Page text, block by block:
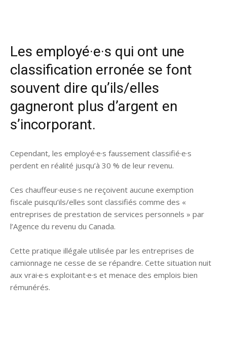
Les employé·e·s qui ont une
classification erronée se font
souvent dire qu’ils/elles
gagneront plus d’argent en
s’incorporant.
Cependant, les employé·e·s faussement classifié·e·s
perdent en réalité jusqu’à 30 % de leur revenu.
Ces chauffeur·euse·s ne reçoivent aucune exemption
fiscale puisqu’ils/elles sont classifiés comme des «
entreprises de prestation de services personnels » par
l’Agence du revenu du Canada.
Cette pratique illégale utilisée par les entreprises de
camionnage ne cesse de se répandre. Cette situation nuit
aux vrai·e·s exploitant·e·s et menace des emplois bien
rémunérés.